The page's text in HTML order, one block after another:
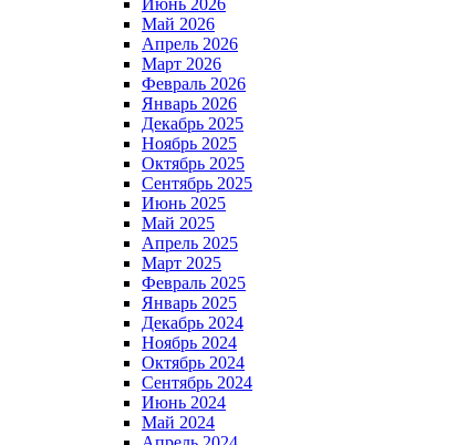
Июнь 2026
Май 2026
Апрель 2026
Март 2026
Февраль 2026
Январь 2026
Декабрь 2025
Ноябрь 2025
Октябрь 2025
Сентябрь 2025
Июнь 2025
Май 2025
Апрель 2025
Март 2025
Февраль 2025
Январь 2025
Декабрь 2024
Ноябрь 2024
Октябрь 2024
Сентябрь 2024
Июнь 2024
Май 2024